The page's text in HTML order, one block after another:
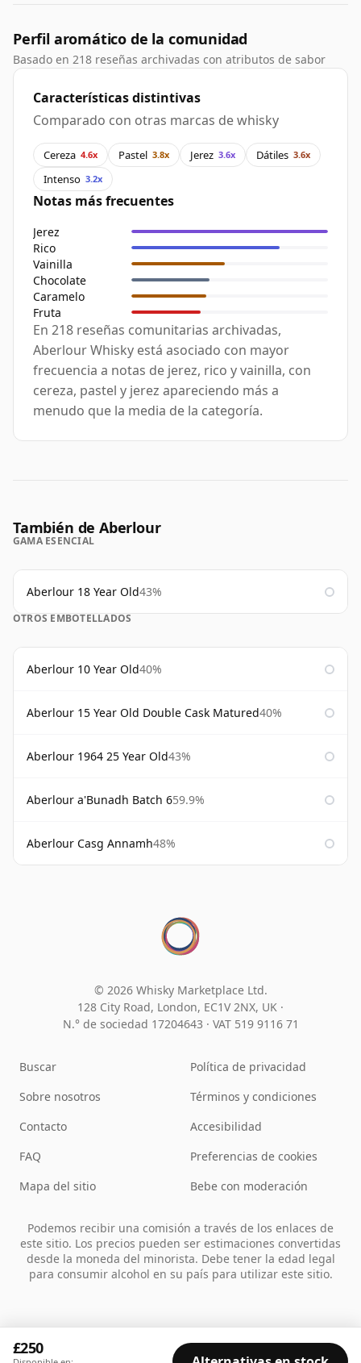
Perfil aromático de la comunidad
Basado en 218 reseñas archivadas con atributos de sabor
Características distintivas
Comparado con otras marcas de whisky
Cereza 4.6x Pastel 3.8x Jerez 3.6x Dátiles 3.6x
Intenso 3.2x
Notas más frecuentes
Jerez
Rico
Vainilla
Chocolate
Caramelo
Fruta
En 218 reseñas comunitarias archivadas,
Aberlour Whisky está asociado con mayor
frecuencia a notas de jerez, rico y vainilla, con
cereza, pastel y jerez apareciendo más a
menudo que la media de la categoría.
También de Aberlour
GAMA ESENCIAL
Aberlour 18 Year Old43%
OTROS EMBOTELLADOS
Aberlour 10 Year Old40%
Aberlour 15 Year Old Double Cask Matured40%
Aberlour 1964 25 Year Old43%
Aberlour a'Bunadh Batch 659.9%
Aberlour Casg Annamh48%
£250
© 2026 Whisky Marketplace Ltd.
128 City Road, London, EC1V 2NX, UK ·
N.° de sociedad 17204643 · VAT 519 9116 71
Buscar
Sobre nosotros
Contacto
FAQ
Mapa del sitio
Política de privacidad
Términos y condiciones
Accesibilidad
Preferencias de cookies
Bebe con moderación
Podemos recibir una comisión a través de los enlaces de
este sitio. Los precios pueden ser estimaciones convertidas
desde la moneda del minorista. Debe tener la edad legal
para consumir alcohol en su país para utilizar este sitio.